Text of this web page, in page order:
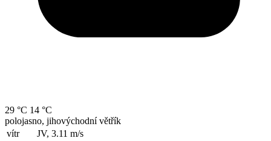
29 °C 14 °C
polojasno, jihovýchodní větřík
vítr
JV, 3.11 m/s